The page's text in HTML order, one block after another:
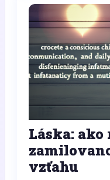
Láska: ako
vzťahu